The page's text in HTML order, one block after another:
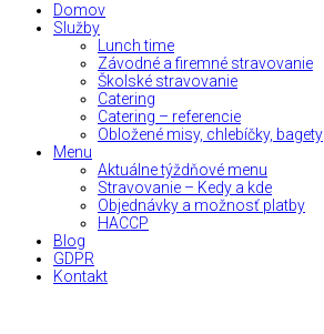
Domov
Služby
Lunch time
Závodné a firemné stravovanie
Školské stravovanie
Catering
Catering – referencie
Obložené misy, chlebíčky, bagety
Menu
Aktuálne týždňové menu
Stravovanie – Kedy a kde
Objednávky a možnosť platby
HACCP
Blog
GDPR
Kontakt